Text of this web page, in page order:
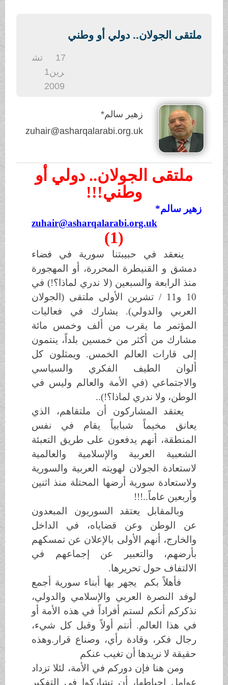
ملتقى الجولان.. دولي أو وطني
تش
رين1
2009
زهير سالم*
zuhair@asharqalarabi.org.uk
ملتقى الجولان.. دولي أو
وطني!!!
زهير سالم*
zuhair@asharqalarabi.org.uk
ينعقد في حبيبتنا سورية في فضاء
دمشق و القنيطرة المحررة، أو المهجورة
منذ الرابعة والسبعين (لا ندري لماذا؟!) في
10 و11 / تشرين الأولى ملتقى (الجولان
العربي والدولي). يشارك في فعاليات
المؤتمر ما يقرب من ألف وخمس مائة
مشارك من أكثر من خمسين بلداً، ينتمون
إلى قارات العالم الخمس. ويمثلون كل
ألوان الطيف الفكري والسياسي
والاجتماعي (في الأمة والعالم وليس في
الوطن، ولا ندري لماذا؟!)..
يعتقد المشاركون أن ملتقاهم، الذي
يعانق مخيماً شبابياً يقام في نفس
المنطقة، أنهم يدفعون على طريق التعبئة
الشعبية العربية والإسلامية والعالمية
لاستعادة الجولان لهويته العربية والسورية
ولاستعادة سورية أرضها المحتلة منذ اثنين
وأربعين عاماً..!!!
وبالمقابل يعتقد السوريون المبعدون
عن الوطن وعن قضاياه، في الداخل
والخارج، أنهم الأولى بالإعلان عن تمسكهم
بأرضهم، والتعبير عن إجماعهم في
الالتفاف حول تحريرها.
فأهلاً بكم يجهر بها أبناء سورية أجمع
لوفد النصرة العربي والإسلامي والدولي،
نذكركم أنكم لستم أفراداً في هذه الأمة أو
في هذا العالم. أنتم أولاً وقبل كل شيء،
رجال فكر، وقادة رأي، وصناع قرار.وهذه
حقيقة لا نريدها أن تغيب عنكم
ومن هنا فإن دوركم في الأمة، لئلا تزداد
عوامل إحباطها، أن تشاركوا في التفكير